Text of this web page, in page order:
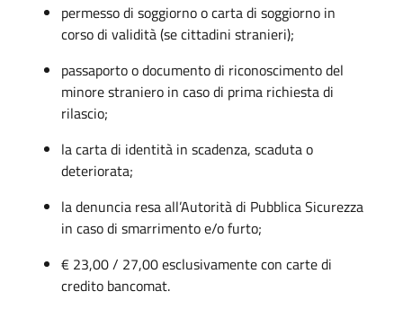
permesso di soggiorno o carta di soggiorno in
corso di validità (se cittadini stranieri);
passaporto o documento di riconoscimento del
minore straniero in caso di prima richiesta di
rilascio;
la carta di identità in scadenza, scaduta o
deteriorata;
la denuncia resa all’Autorità di Pubblica Sicurezza
in caso di smarrimento e/o furto;
€ 23,00 / 27,00 esclusivamente con carte di
credito bancomat.